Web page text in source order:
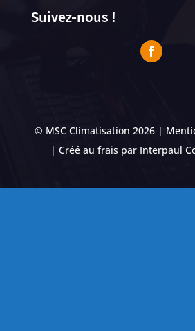
Suivez-nous !
© MSC Climatisation 2026 |
| Créé au frais par Interpaul